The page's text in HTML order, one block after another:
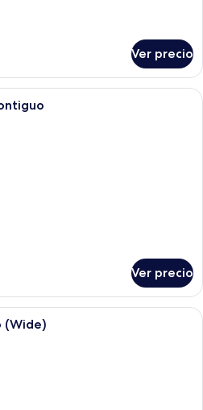
Ver precio
Un dormitorio con cama, televisor,
Ver precio
Un dormitorio con cama, cortinas,
(Wide)